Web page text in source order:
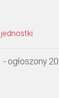
- ogłoszony